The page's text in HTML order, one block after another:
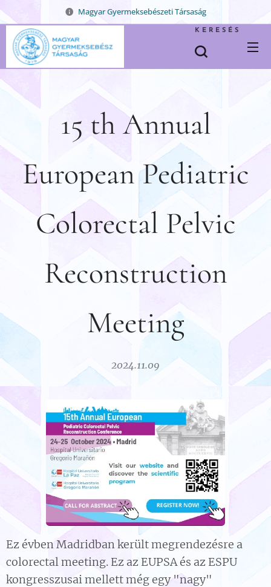
Magyar Gyermeksebészeti Társaság
KERESÉS
15 th Annual
European Pediatric
Colorectal Pelvic
Reconstruction
Meeting
2024.11.09
Ez évben Madridban került megrendezésre a
colorectal meeting. Ez az EUPSA és az ESPU
kongresszusai mellett még egy "nagy"